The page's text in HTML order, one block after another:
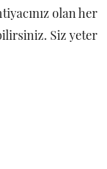
olan her
Siz yeter